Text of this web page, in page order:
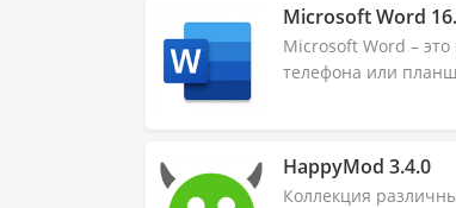
Microsoft Word
Microsoft Word –
телефона или
HappyMod 3.4.0
Коллекция